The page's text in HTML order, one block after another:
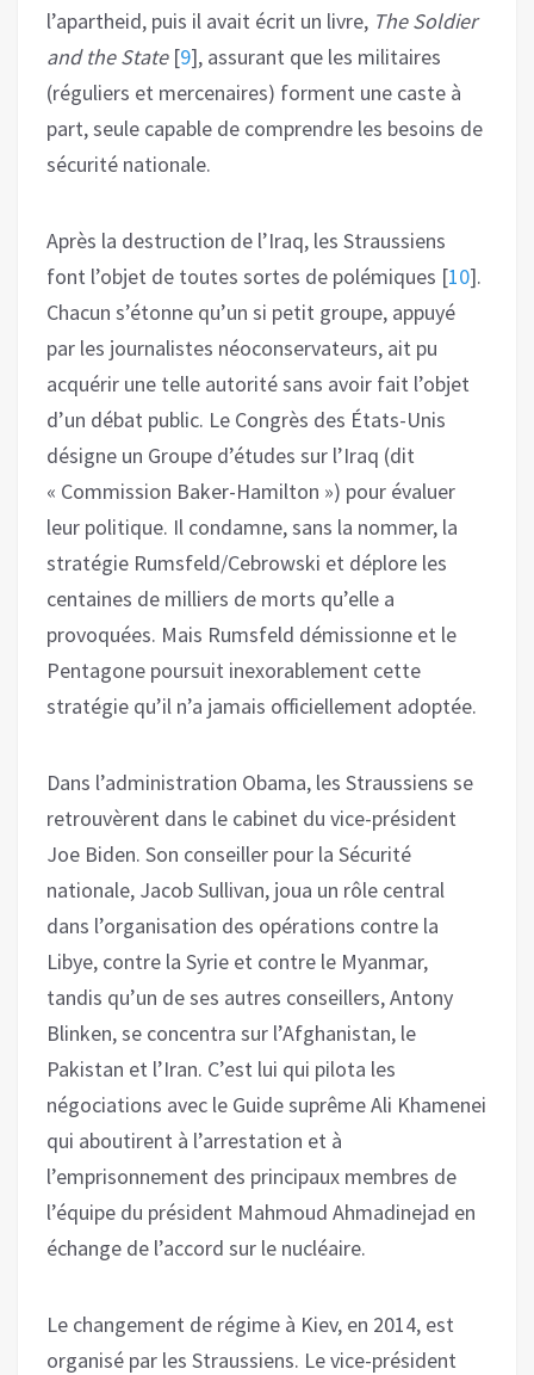
l’apartheid, puis il avait écrit un livre, The Soldier
and the State[9], assurant que les militaires
(réguliers et mercenaires) forment une caste à
part, seule capable de comprendre les besoins de
sécurité nationale.
Après la destruction de l’Iraq, les Straussiens
font l’objet de toutes sortes de polémiques [10].
Chacun s’étonne qu’un si petit groupe, appuyé
par les journalistes néoconservateurs, ait pu
acquérir une telle autorité sans avoir fait l’objet
d’un débat public. Le Congrès des États-Unis
désigne un Groupe d’études sur l’Iraq (dit
« Commission Baker-Hamilton ») pour évaluer
leur politique. Il condamne, sans la nommer, la
stratégie Rumsfeld/Cebrowski et déplore les
centaines de milliers de morts qu’elle a
provoquées. Mais Rumsfeld démissionne et le
Pentagone poursuit inexorablement cette
stratégie qu’il n’a jamais officiellement adoptée.
Dans l’administration Obama, les Straussiens se
retrouvèrent dans le cabinet du vice-président
Joe Biden. Son conseiller pour la Sécurité
nationale, Jacob Sullivan, joua un rôle central
dans l’organisation des opérations contre la
Libye, contre la Syrie et contre le Myanmar,
tandis qu’un de ses autres conseillers, Antony
Blinken, se concentra sur l’Afghanistan, le
Pakistan et l’Iran. C’est lui qui pilota les
négociations avec le Guide suprême Ali Khamenei
qui aboutirent à l’arrestation et à
l’emprisonnement des principaux membres de
l’équipe du président Mahmoud Ahmadinejad en
échange de l’accord sur le nucléaire.
Le changement de régime à Kiev, en 2014, est
organisé par les Straussiens. Le vice-président